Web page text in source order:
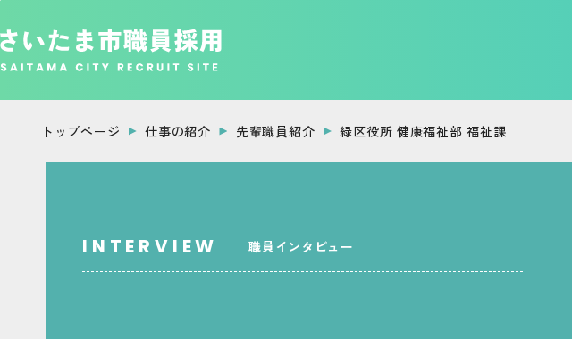
トップページ 仕事の紹介 先輩職員紹介 緑区役所 健康福祉部 福祉課
職員インタビュー